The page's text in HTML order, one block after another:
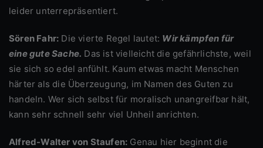
leider unterrepräsentiert.
Sören Fahr: Die vierte Regel lautet: Wir kämpfen für
eine gute Sache. Das ist vielleicht die gefährlichste, weil
sie sich so edel anfühlt. Kaum etwas macht Menschen
härter als die Überzeugung, im Namen des Guten zu
handeln. Wer sich selbst für moralisch unangreifbar hält,
kann sehr schnell sehr viel Unheil anrichten.
Alfred-Walter von Staufen: Genau hier beginnt die